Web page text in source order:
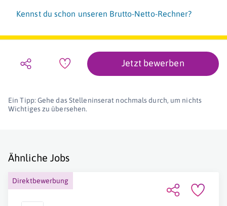
Kennst du schon unseren Brutto-Netto-Rechner?
Jetzt bewerben
Ein Tipp: Gehe das Stelleninserat nochmals durch, um nichts
Wichtiges zu übersehen.
Ähnliche Jobs
Direktbewerbung